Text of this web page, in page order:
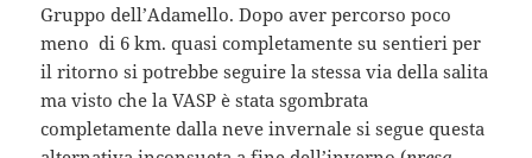
Gruppo dell’Adamello. Dopo aver percorso poco
meno di 6 km. quasi completamente su sentieri per
il ritorno si potrebbe seguire la stessa via della salita
ma visto che la VASP è stata sgombrata
completamente dalla neve invernale si segue questa